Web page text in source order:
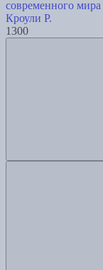
современного мира
Кроули Р.
1300